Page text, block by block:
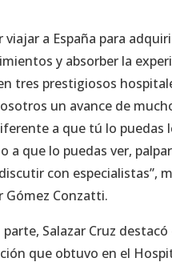
viajar a España para
y absorber la
tres prestigiosos
un avance de
a que tú lo puedas
a que lo puedas ver,
con especialistas”,
Gómez Conzatti.
parte, Salazar Cruz destacó
que obtuvo en el